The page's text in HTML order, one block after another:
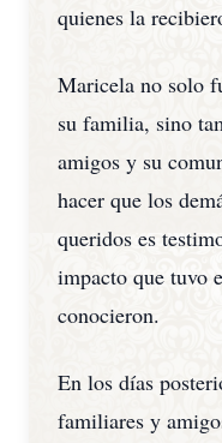
quienes la
Maricela no solo
su familia, sino
amigos y su
hacer que los
queridos es
impacto que tuvo
conocieron.
En los días
familiares y